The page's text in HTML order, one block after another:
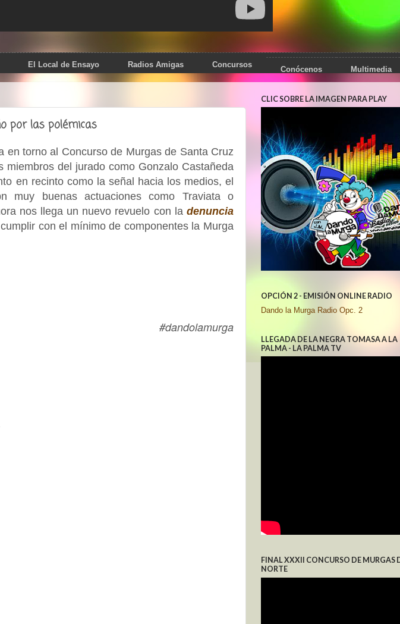
El Local de Ensayo Radios Amigas Concursos Conócenos Multimedia
por las polémicas
torno al Concurso de Murgas de Santa Cruz
miembros del jurado como Gonzalo Castañeda
en recinto como la señal hacia los medios, el
muy buenas actuaciones como Traviata o
nos llega un nuevo revuelo con la denuncia
con el mínimo de componentes la Murga
#dandolamurga
CLIC SOBRE LA IMAGEN PARA PLAY
OPCIÓN 2 - EMISIÓN ONLINE RADIO
Dando la Murga Radio Opc. 2
LLEGADA DE LA NEGRA TOMASA A LA
PALMA - LA PALMA TV
FINAL XXXII CONCURSO DE MURGAS
NORTE